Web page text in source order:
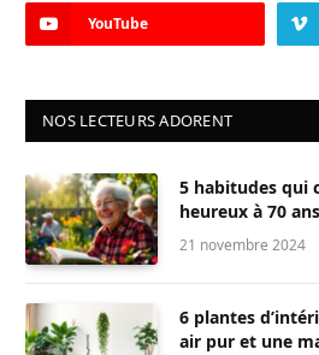
YouTube
NOS LECTEURS ADORENT
5 habitudes qui
heureux à 70
21 novembre 2024
6 plantes
air pur et une